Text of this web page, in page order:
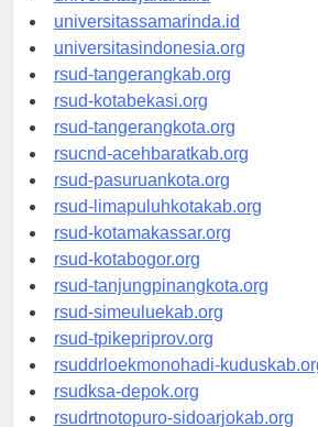
universitasjakarta.id
universitassamarinda.id
universitasindonesia.org
rsud-tangerangkab.org
rsud-kotabekasi.org
rsud-tangerangkota.org
rsucnd-acehbaratkab.org
rsud-pasuruankota.org
rsud-limapuluhkotakab.org
rsud-kotamakassar.org
rsud-kotabogor.org
rsud-tanjungpinangkota.org
rsud-simeuluekab.org
rsud-tpikepriprov.org
rsuddrloekmonohadi-kuduskab.org
rsudksa-depok.org